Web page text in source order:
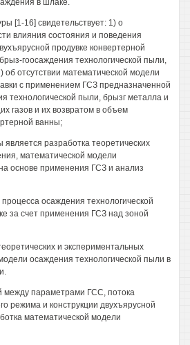
в шлаке.
[1-16] свидетельствует: 1) о
влияния состояния и поведения
продувке конвертерной
гоосаждения технологической пыли,
отсутствии математической модели
с применением ГСЗ предназначенной
технологической пыли, брызг металла и
газов и их возвратом в объем
ванны;
разработка теоретических
математической модели
основе применения ГСЗ и анализ
осаждения технологической
за счет применения ГСЗ над зоной
и экспериментальных
осаждения технологической пыли в
между параметрами ГСС, потока
режима и конструкции двухъярусной
математической модели